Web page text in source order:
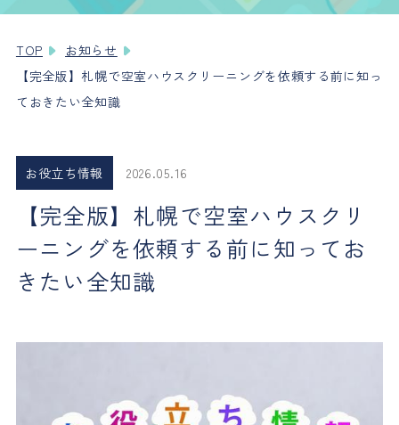
TOP
お知らせ
【完全版】札幌で空室ハウスクリーニングを依頼する前に知っ
ておきたい全知識
お役立ち情報 2026.05.16
【完全版】札幌で空室ハウスクリ
ーニングを依頼する前に知ってお
きたい全知識